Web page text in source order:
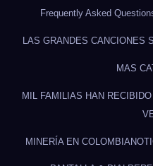
Frequently Asked
LAS GRANDES CANCIONES
MAS
MIL FAMILIAS HAN
MINERÍA EN COLOMBIA